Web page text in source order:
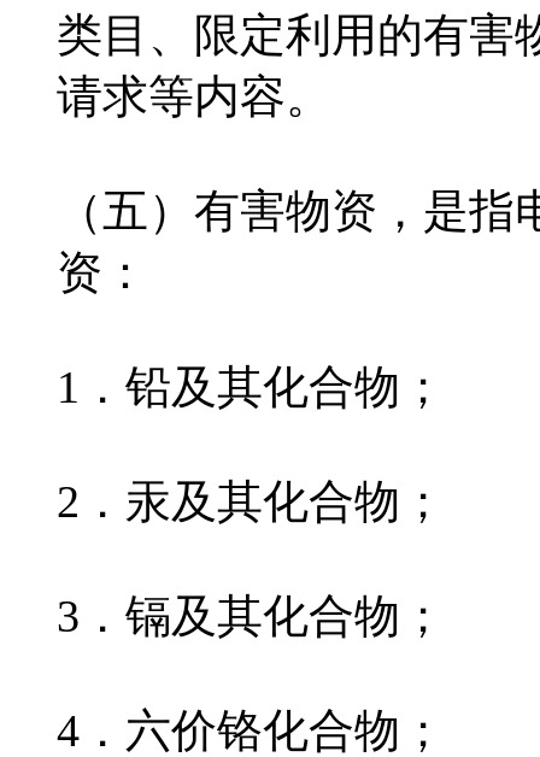
类目、限定利用的有害
请求等内容。
（五）有害物资，是
资：
1．铅及其化合物；
2．汞及其化合物；
3．镉及其化合物；
4．六价铬化合物；